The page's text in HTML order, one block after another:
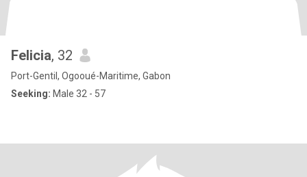
Felicia, 32
Port-Gentil, Ogooué-Maritime, Gabon
Seeking: Male 32 - 57